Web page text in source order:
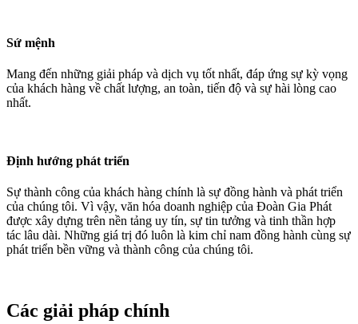
Sứ mệnh
Mang đến những giải pháp và dịch vụ tốt nhất, đáp ứng sự kỳ vọng
của khách hàng về chất lượng, an toàn, tiến độ và sự hài lòng cao
nhất.
Định hướng phát triển
Sự thành công của khách hàng chính là sự đồng hành và phát triển
của chúng tôi. Vì vậy, văn hóa doanh nghiệp của Đoàn Gia Phát
được xây dựng trên nền tảng uy tín, sự tin tưởng và tinh thần hợp
tác lâu dài. Những giá trị đó luôn là kim chỉ nam đồng hành cùng sự
phát triển bền vững và thành công của chúng tôi.
Các giải pháp chính